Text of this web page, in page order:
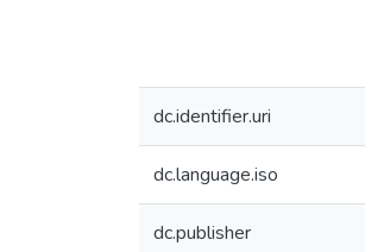
dc.identifier.uri
dc.language.iso
dc.publisher